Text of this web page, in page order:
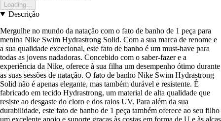
Loading...
Descrição
Mergulhe no mundo da natação com o fato de banho de 1 peça para
menina Nike Swim Hydrastrong Solid. Com a sua marca de renome e
a sua qualidade excecional, este fato de banho é um must-have para
todas as jovens nadadoras. Concebido com o saber-fazer e a
experiência da Nike, oferece à sua filha um desempenho ótimo durante
as suas sessões de natação. O fato de banho Nike Swim Hydrastrong
Solid não é apenas elegante, mas também durável e resistente. É
fabricado em tecido Hydrastrong, um material de alta qualidade que
resiste ao desgaste do cloro e dos raios UV. Para além da sua
durabilidade, este fato de banho de 1 peça também oferece ao seu filho
um excelente apoio e suporte graças às costas em forma de U e às alças